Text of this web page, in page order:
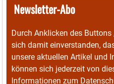
Newsletter-Abo
Durch Anklicken des Buttons
sich damit einverstanden,
unsere aktuellen Artikel und
können sich jederzeit von
Informationen zum